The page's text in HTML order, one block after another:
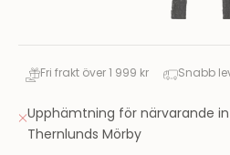
Fri frakt över 1 999 kr Snabb
Upphämtning för närvarande
Thernlunds Mörby